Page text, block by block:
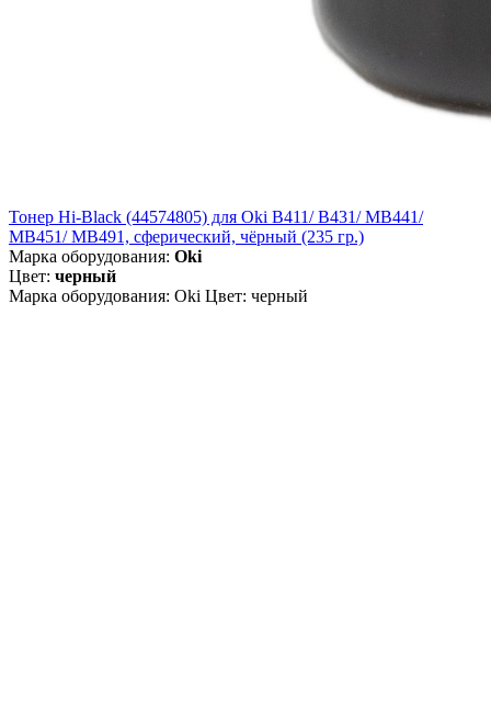
Тонер Hi-Black (44574805) для Oki B411/ B431/ MB441/
MB451/ MB491, сферический, чёрный (235 гр.)
Марка оборудования: Oki
Цвет: черный
Марка оборудования: Oki Цвет: черный